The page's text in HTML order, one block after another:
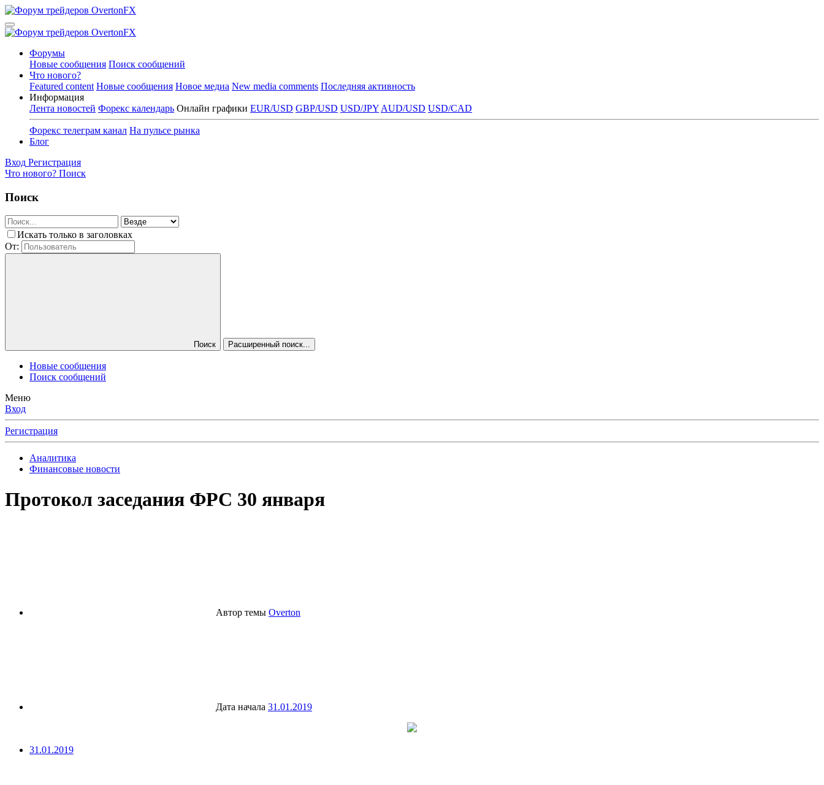
Форумы
Новые сообщения Поиск сообщений
Что нового?
Featured content Новые сообщения Новое медиа New media comments Последняя активность
Информация
Лента новостей Форекс календарь Онлайн графики EUR/USD GBP/USD USD/JPY AUD/USD USD/CAD
Форекс телеграм канал На пульсе рынка
Блог
Вход Регистрация
Что нового? Поиск
Поиск
Искать только в заголовках
От:
Поиск Расширенный поиск...
Новые сообщения
Поиск сообщений
Меню
Вход
Регистрация
Аналитика
Финансовые новости
Протокол заседания ФРС 30 января
Автор темы Overton
Дата начала 31.01.2019
31.01.2019